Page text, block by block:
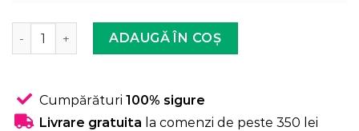
Cantitate Costum de baie, Doua Piese, Push-up,
ADAUGĂ ÎN COȘ
Cumpărături 100% sigure
Livrare gratuita la comenzi de peste 350 lei